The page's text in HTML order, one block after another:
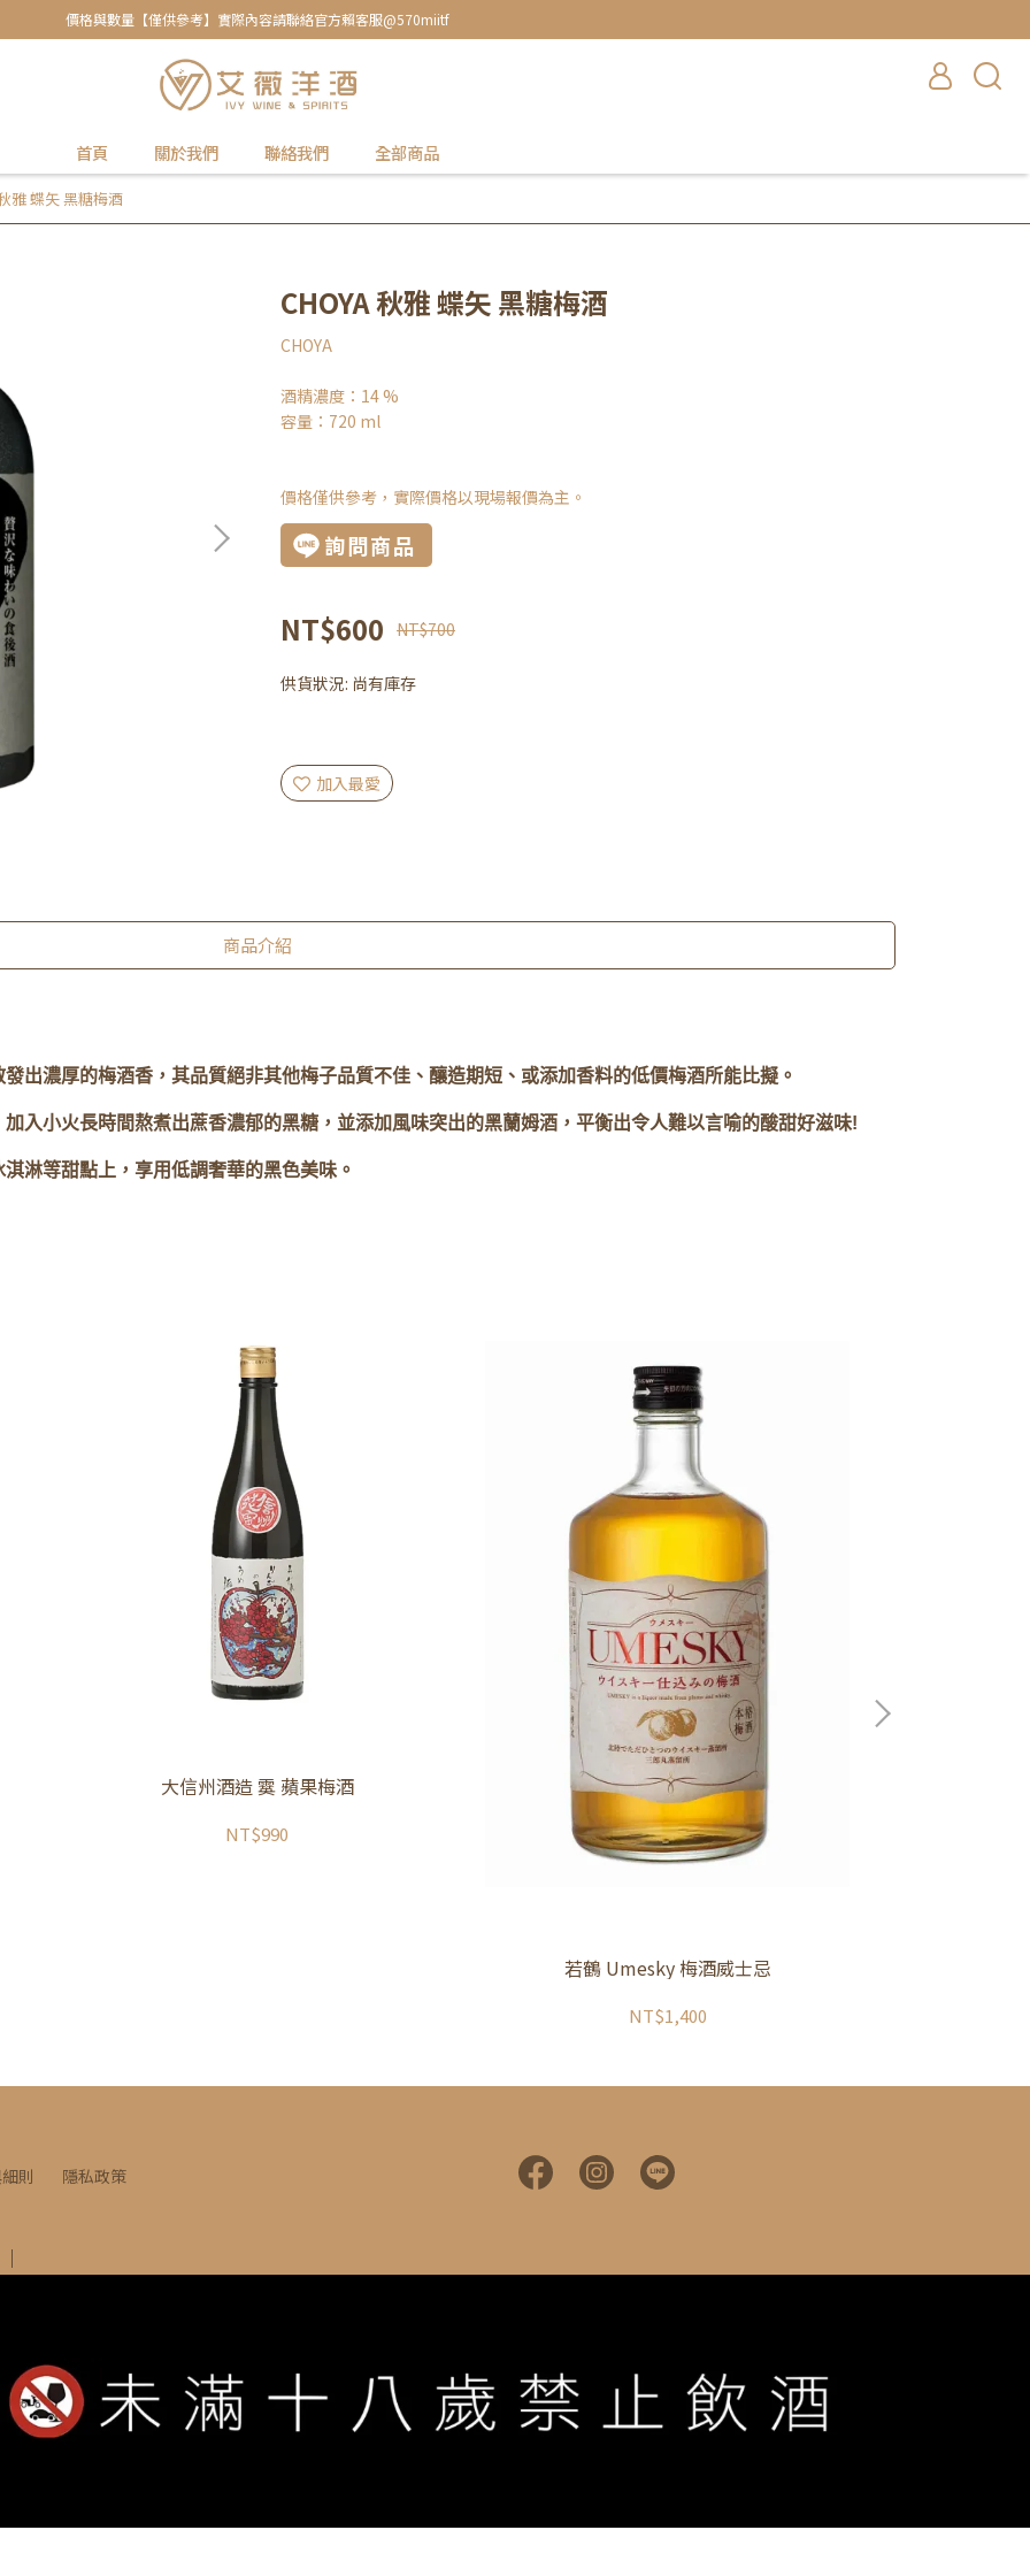
價格與數量【僅供參考】實際內容請聯絡官方賴客服@570miitf
首頁 關於我們 聯絡我們 全部商品
雅 蝶矢 黑糖梅酒
CHOYA 秋雅 蝶矢 黑糖梅酒
CHOYA
酒精濃度：14 %
容量：720 ml
價格僅供參考，實際價格以現場報價為主。
詢問商品
NT$600 NT$700
供貨狀況: 尚有庫存
加入最愛
商品介紹
出濃厚的梅酒香，其品質絕非其他梅子品質不佳、釀造期短、或添加香料的低價梅酒所能比擬。
入小火長時間熬煮出蔗香濃郁的黑糖，並添加風味突出的黑蘭姆酒，平衡出令人難以言喻的酸甜好滋味!
淋等甜點上，享用低調奢華的黑色美味。
大信州酒造 霙 蘋果梅酒
NT$990
若鶴 Umesky 梅酒威士忌
NT$1,400
則 隱私政策
北市莊敬南路53號